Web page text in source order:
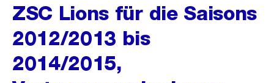
ZSC Lions für die Saisons
2012/2013 bis
2014/2015,